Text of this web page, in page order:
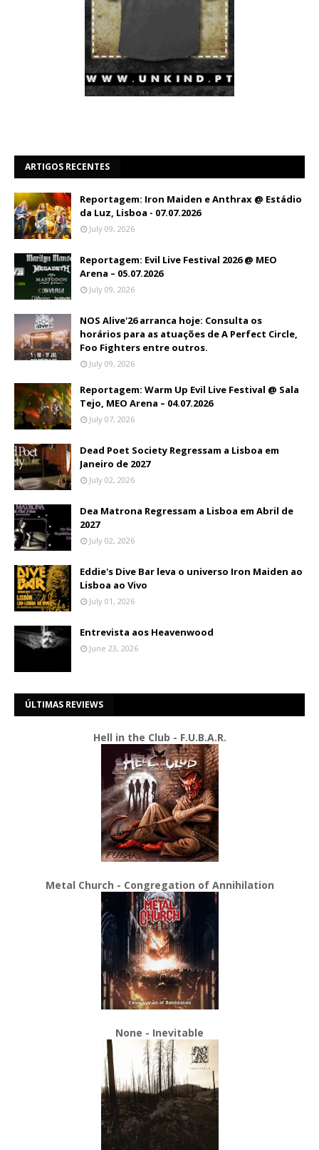
ARTIGOS RECENTES
Reportagem: Iron Maiden e Anthrax @ Estádio
da Luz, Lisboa - 07.07.2026
July 09, 2026
Reportagem: Evil Live Festival 2026 @ MEO
Arena – 05.07.2026
July 09, 2026
NOS Alive'26 arranca hoje: Consulta os
horários para as atuações de A Perfect Circle,
Foo Fighters entre outros.
July 09, 2026
Reportagem: Warm Up Evil Live Festival @ Sala
Tejo, MEO Arena – 04.07.2026
July 07, 2026
Dead Poet Society Regressam a Lisboa em
Janeiro de 2027
July 02, 2026
Dea Matrona Regressam a Lisboa em Abril de
2027
July 02, 2026
Eddie's Dive Bar leva o universo Iron Maiden ao
Lisboa ao Vivo
July 01, 2026
Entrevista aos Heavenwood
June 23, 2026
ÚLTIMAS REVIEWS
Hell in the Club - F.U.B.A.R.
Metal Church - Congregation of Annihilation
None - Inevitable